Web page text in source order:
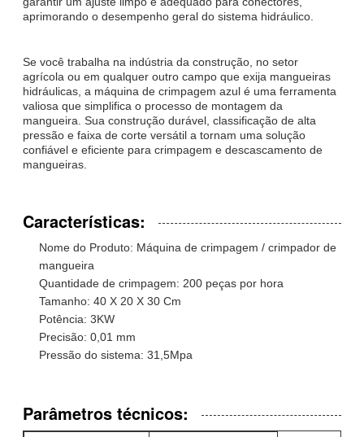
aprimorando o desempenho geral do sistema hidráulico.
Se você trabalha na indústria da construção, no setor
agrícola ou em qualquer outro campo que exija mangueiras
hidráulicas, a máquina de crimpagem azul é uma ferramenta
valiosa que simplifica o processo de montagem da
mangueira. Sua construção durável, classificação de alta
pressão e faixa de corte versátil a tornam uma solução
confiável e eficiente para crimpagem e descascamento de
mangueiras.
Características:
Nome do Produto: Máquina de crimpagem / crimpador de
mangueira
Quantidade de crimpagem: 200 peças por hora
Tamanho: 40 X 20 X 30 Cm
Potência: 3KW
Precisão: 0,01 mm
Pressão do sistema: 31,5Mpa
Parâmetros técnicos: